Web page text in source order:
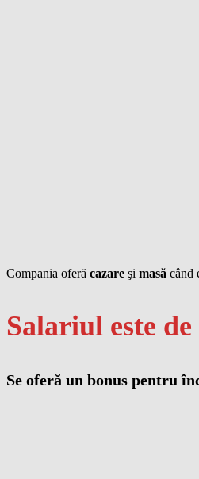
Compania oferă cazare şi masă când
Salariul este
Se oferă un bonus pentru